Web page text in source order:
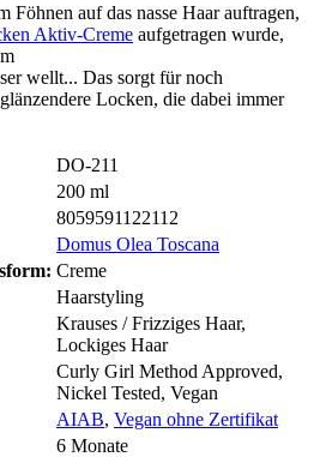
Föhnen auf das nasse Haar auftragen,
Aktiv-Creme aufgetragen wurde,
wellt... Das sorgt für noch
Locken, die dabei immer
DO-211
200 ml
8059591122112
Domus Olea Toscana
Creme
Haarstyling
Krauses / Frizziges Haar,
Lockiges Haar
Curly Girl Method Approved,
Nickel Tested, Vegan
AIAB, Vegan ohne Zertifikat
6 Monate